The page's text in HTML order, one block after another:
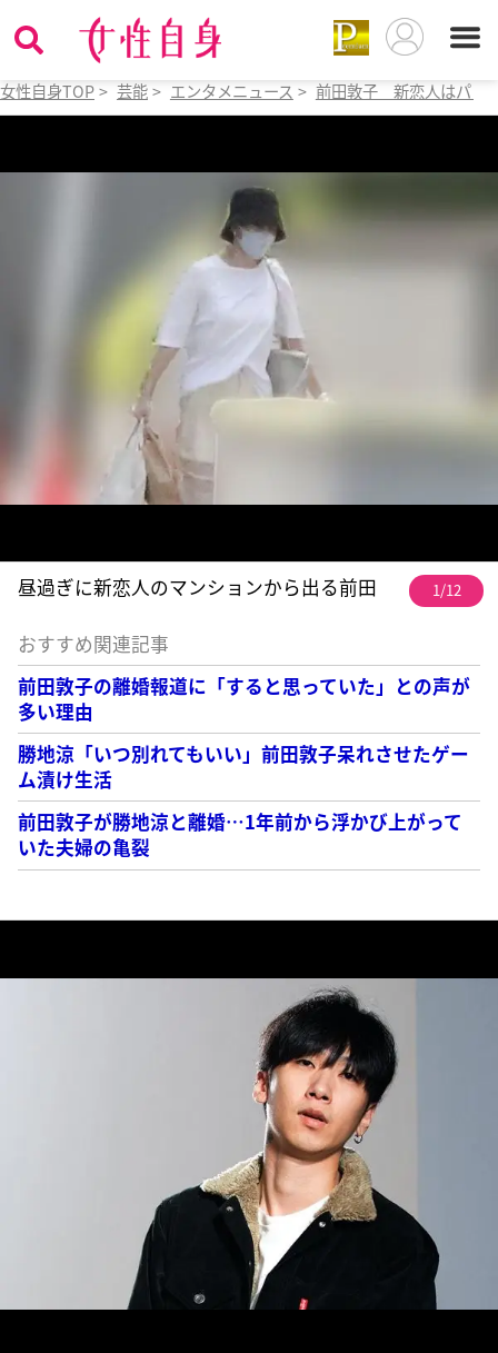
女性自身TOP > 芸能 > エンタメニュース > 前田敦子 新恋人はパリ
昼過ぎに新恋人のマンションから出る前田 1/12
おすすめ関連記事
前田敦子の離婚報道に「すると思っていた」との声が
多い理由
勝地涼「いつ別れてもいい」前田敦子呆れさせたゲー
ム漬け生活
前田敦子が勝地涼と離婚…1年前から浮かび上がって
いた夫婦の亀裂